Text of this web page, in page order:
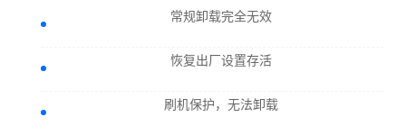
常规卸载完全无效
恢复出厂设置存活
刷机保护，无法卸载